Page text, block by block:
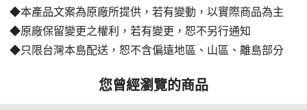
◆本產品文案為原廠所提供，若有變動，以實際商品為主
◆原廠保留變更之權利，若有變更，恕不另行通知
◆只限台灣本島配送，恕不含偏遠地區、山區、離島部分
您曾經瀏覽的商品